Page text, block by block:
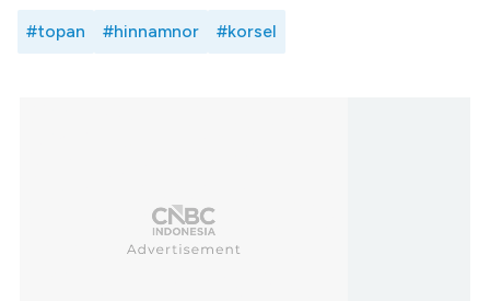
#topan #hinnamnor #korsel